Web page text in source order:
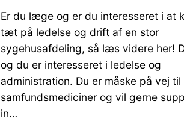
Er du læge og er du interesseret i at
tæt på ledelse og drift af en stor
sygehusafdeling, så læs videre her!
og du er interesseret i ledelse og
administration. Du er måske på vej
samfundsmediciner og vil gerne
in…